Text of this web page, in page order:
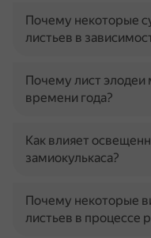
Почему некоторые
листьев в
Почему лист элодеи
времени года?
Как влияет
замиокулькаса?
Почему некоторые
листьев в процессе